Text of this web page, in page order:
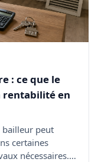
: ce que le
rentabilité en
bailleur peut
certaines
nécessaires.